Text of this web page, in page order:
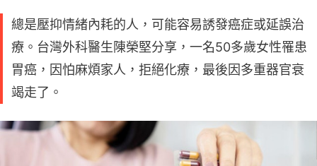
總是壓抑情緒內耗的人，可能容易誘發癌症或延誤治
療。台灣外科醫生陳榮堅分享，一名50多歲女性罹患
胃癌，因怕麻煩家人，拒絕化療，最後因多重器官衰
竭走了。